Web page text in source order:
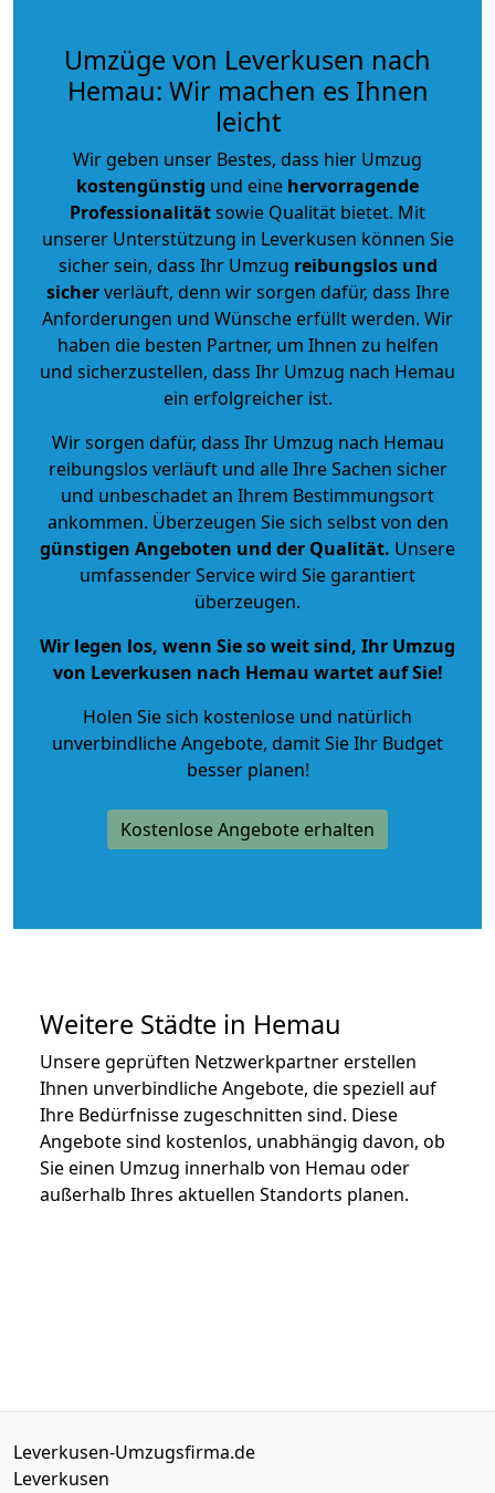
Umzüge von Leverkusen nach
Hemau: Wir machen es Ihnen
leicht
Wir geben unser Bestes, dass hier Umzug
kostengünstig und eine hervorragende
Professionalitätsowie Qualität bietet. Mit
unserer Unterstützung in Leverkusen können Sie
sicher sein, dass Ihr Umzug reibungslos und
sicherverläuft, denn wir sorgen dafür, dass Ihre
Anforderungen und Wünsche erfüllt werden. Wir
haben die besten Partner, um Ihnen zu helfen
und sicherzustellen, dass Ihr Umzug nach Hemau
ein erfolgreicher ist.
Wir sorgen dafür, dass Ihr Umzug nach Hemau
reibungslos verläuft und alle Ihre Sachen sicher
und unbeschadet an Ihrem Bestimmungsort
ankommen. Überzeugen Sie sich selbst von den
günstigen Angeboten und der Qualität. Unsere
umfassender Service wird Sie garantiert
überzeugen.
Wir legen los, wenn Sie so weit sind, Ihr Umzug
von Leverkusen nach Hemau wartet auf Sie!
Holen Sie sich kostenlose und natürlich
unverbindliche Angebote, damit Sie Ihr Budget
besser planen!
Kostenlose Angebote erhalten
Weitere Städte in Hemau
Unsere geprüften Netzwerkpartner erstellen
Ihnen unverbindliche Angebote, die speziell auf
Ihre Bedürfnisse zugeschnitten sind. Diese
Angebote sind kostenlos, unabhängig davon, ob
Sie einen Umzug innerhalb von Hemau oder
außerhalb Ihres aktuellen Standorts planen.
Leverkusen-Umzugsfirma.de
Leverkusen